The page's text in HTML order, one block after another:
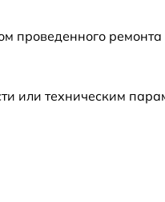
проведенного
или техническим